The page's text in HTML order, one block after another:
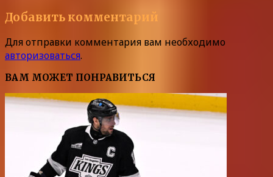
Добавить комментарий
Для отправки комментария вам необходимо
авторизоваться.
ВАМ МОЖЕТ ПОНРАВИТЬСЯ